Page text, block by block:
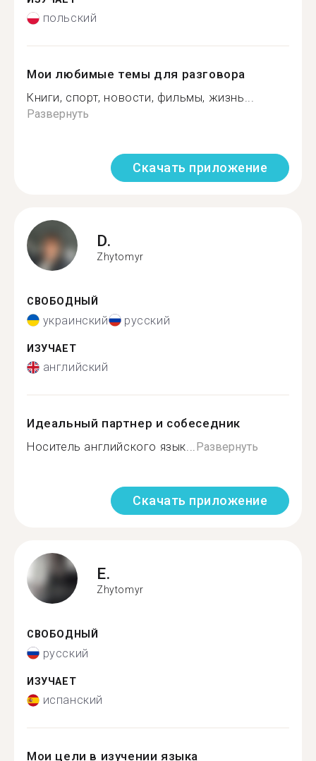
польский
Мои любимые темы для разговора
Книги, спорт, новости, фильмы, жизнь...
Развернуть
Скачать приложение
D.
Zhytomyr
СВОБОДНЫЙ
украинский русский
ИЗУЧАЕТ
английский
Идеальный партнер и собеседник
Носитель английского язык...Развернуть
Скачать приложение
E.
Zhytomyr
СВОБОДНЫЙ
русский
ИЗУЧАЕТ
испанский
Мои цели в изучении языка